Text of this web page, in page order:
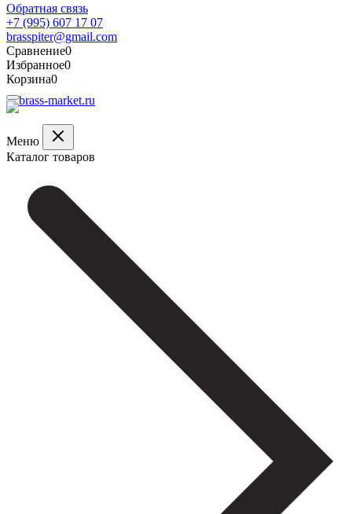
Обратная связь
+7 (995) 607 17 07
brasspiter@gmail.com
Сравнение0
Избранное0
Корзина0
Меню
Каталог товаров